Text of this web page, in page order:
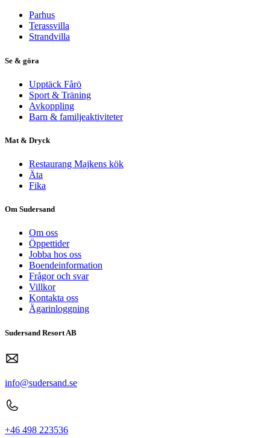
Parhus
Terassvilla
Strandvilla
Se & göra
Upptäck Fårö
Sport & Träning
Avkoppling
Barn & familjeaktiviteter
Mat & Dryck
Restaurang Majkens kök
Äta
Fika
Om Sudersand
Om oss
Öppettider
Jobba hos oss
Boendeinformation
Frågor och svar
Villkor
Kontakta oss
Ägarinloggning
Sudersand Resort AB
info@sudersand.se
+46 498 223536